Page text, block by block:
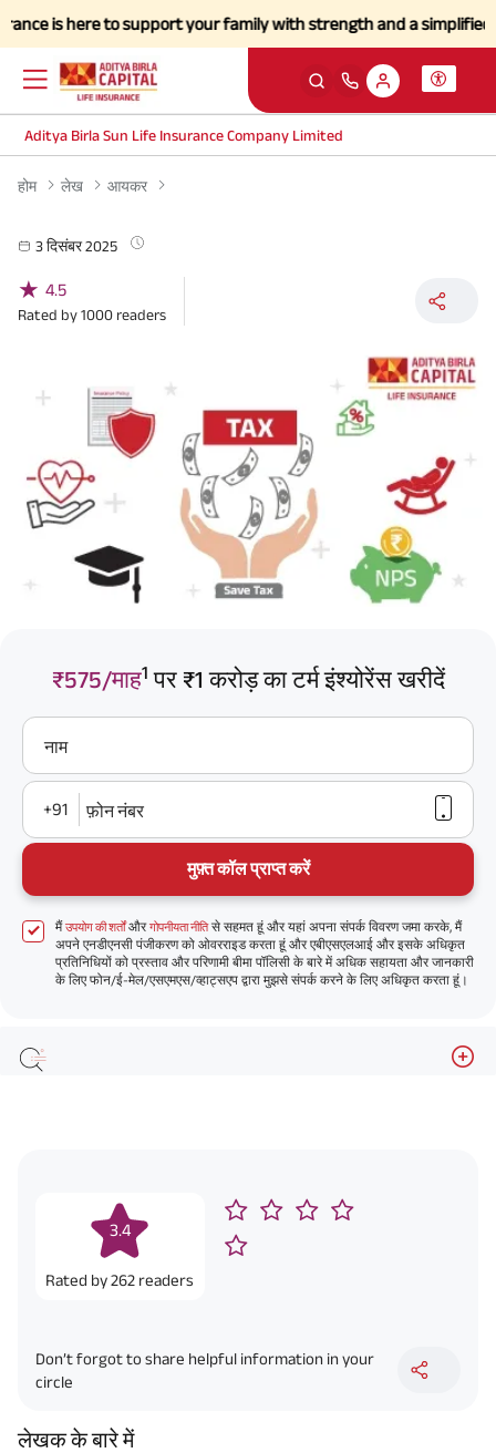
is here to support your family with strength and a simplified
Aditya Birla Sun Life Insurance Company Limited
होम लेख आयकर
3 दिसंबर 2025
★ 4.5
Rated by1000 readers
₹575/माह1 पर ₹1 करोड़ का टर्म इंश्योरेंस खरीदें
नाम
+91 फ़ोन नंबर
मुफ़्त कॉल प्राप्त करें
मैंउपयोग की शर्तोंऔरगोपनीयता नीतिसे सहमत हूं और यहां अपना संपर्क विवरण जमा करके, मैं
अपने एनडीएनसी पंजीकरण को ओवरराइड करता हूं और एबीएसएलआई और इसके अधिकृत
प्रतिनिधियों को प्रस्ताव और परिणामी बीमा पॉलिसी के बारे में अधिक सहायता और जानकारी
के लिए फोन/ई-मेल/एसएमएस/व्हाट्सएप द्वारा मुझसे संपर्क करने के लिए अधिकृत करता हूं।
3.4
Rated by262 readers
Don’t forgot to share helpful information in your
circle
लेखक के बारे में